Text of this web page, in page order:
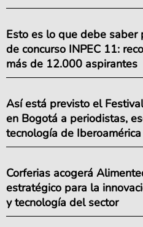
Esto es lo que debe
de concurso INPEC 11:
más de 12.000 aspirantes
Así está previsto el
en Bogotá a periodistas,
tecnología de Iberoamérica
Corferias acogerá
estratégico para la
y tecnología del sector